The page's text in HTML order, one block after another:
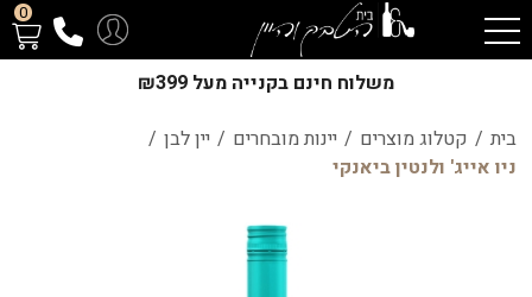
0
משלוח חינם בקנייה מעל ₪399
בית / קטלוג מוצרים / יינות מובחרים / יין לבן /
ניו אייג' ולנטין ביאנקי